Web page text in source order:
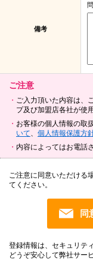
備考
ご注意
ご入力頂いた内容は、
プ及び加盟店各社が使
お客様の個人情報の取
いて
個人情報保護方
内容によってはお電話
ご注意に同意いただける
てください。
登録情報は、セキュリテ
どうぞ安心して弊社サー